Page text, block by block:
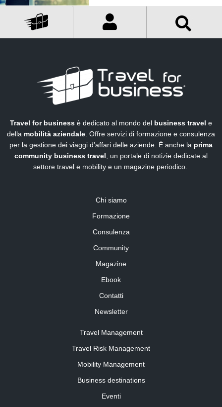
Travel for business è dedicato al mondo del business travel e
della mobilità aziendale. Offre servizi di formazione e consulenza
per la gestione dei viaggi d’affari delle aziende. È anche la prima
community business travel, un portale di notizie dedicate al
settore travel e mobility e un magazine periodico.
Chi siamo
Formazione
Consulenza
Community
Magazine
Ebook
Contatti
Newsletter
Travel Management
Travel Risk Management
Mobility Management
Business destinations
Eventi